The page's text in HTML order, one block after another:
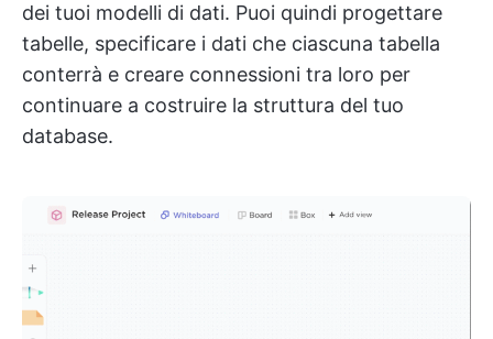
dei tuoi modelli di dati. Puoi quindi progettare
tabelle, specificare i dati che ciascuna tabella
conterrà e creare connessioni tra loro per
continuare a costruire la struttura del tuo
database.